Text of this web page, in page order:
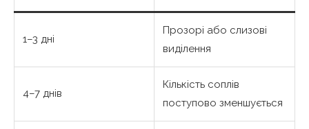
1–3 дні
Прозорі або слизові
виділення
4–7 днів
Кількість соплів
поступово зменшується